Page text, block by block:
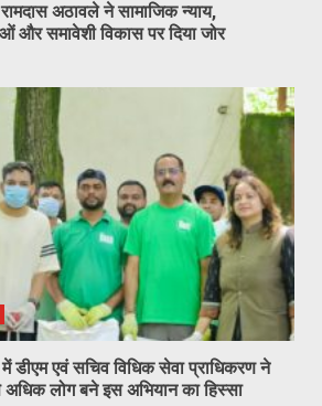
अठावले ने सामाजिक न्याय,
और समावेशी विकास पर दिया जोर
डीएम एवं सचिव विधिक सेवा प्राधिकरण ने
अधिक लोग बने इस अभियान का हिस्सा